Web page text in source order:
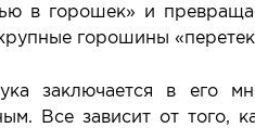
в горошек» и
горошины
заключается в его
Все зависит от того,